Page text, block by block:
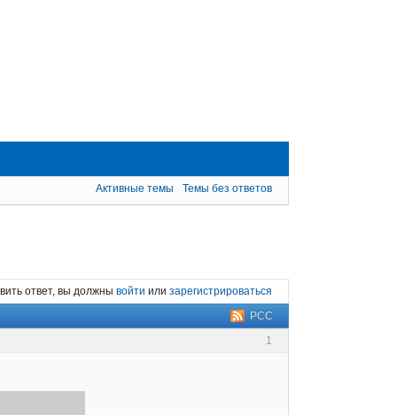
Активные темы Темы без ответов
ответ, вы должны войти или зарегистрироваться
РСС
1